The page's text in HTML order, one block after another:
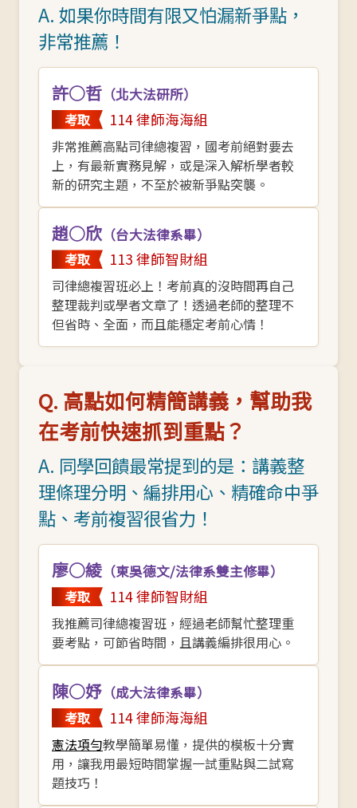
A. 如果你時間有限又怕漏新爭點，
非常推薦！
許○哲 （北大法研所）
考取
114 律師海海組
非常推薦高點司律總複習，國考前絕對要去
上，有最新實務見解，或是深入解析學者較
新的研究主題，不至於被新爭點突襲。
趙○欣 （台大法律系畢）
考取
113 律師智財組
司律總複習班必上！考前真的沒時間再自己
整理裁判或學者文章了！透過老師的整理不
但省時、全面，而且能穩定考前心情！
Q. 高點如何精簡講義，幫助我
在考前快速抓到重點？
A. 同學回饋最常提到的是：講義整
理條理分明、編排用心、精確命中爭
點、考前複習很省力！
廖○綾 （東吳德文/法律系雙主修畢）
考取
114 律師智財組
我推薦司律總複習班，經過老師幫忙整理重
要考點，可節省時間，且講義編排很用心。
陳○妤 （成大法律系畢）
考取
114 律師海海組
憲法項勻教學簡單易懂，提供的模板十分實
用，讓我用最短時間掌握一試重點與二試寫
題技巧！